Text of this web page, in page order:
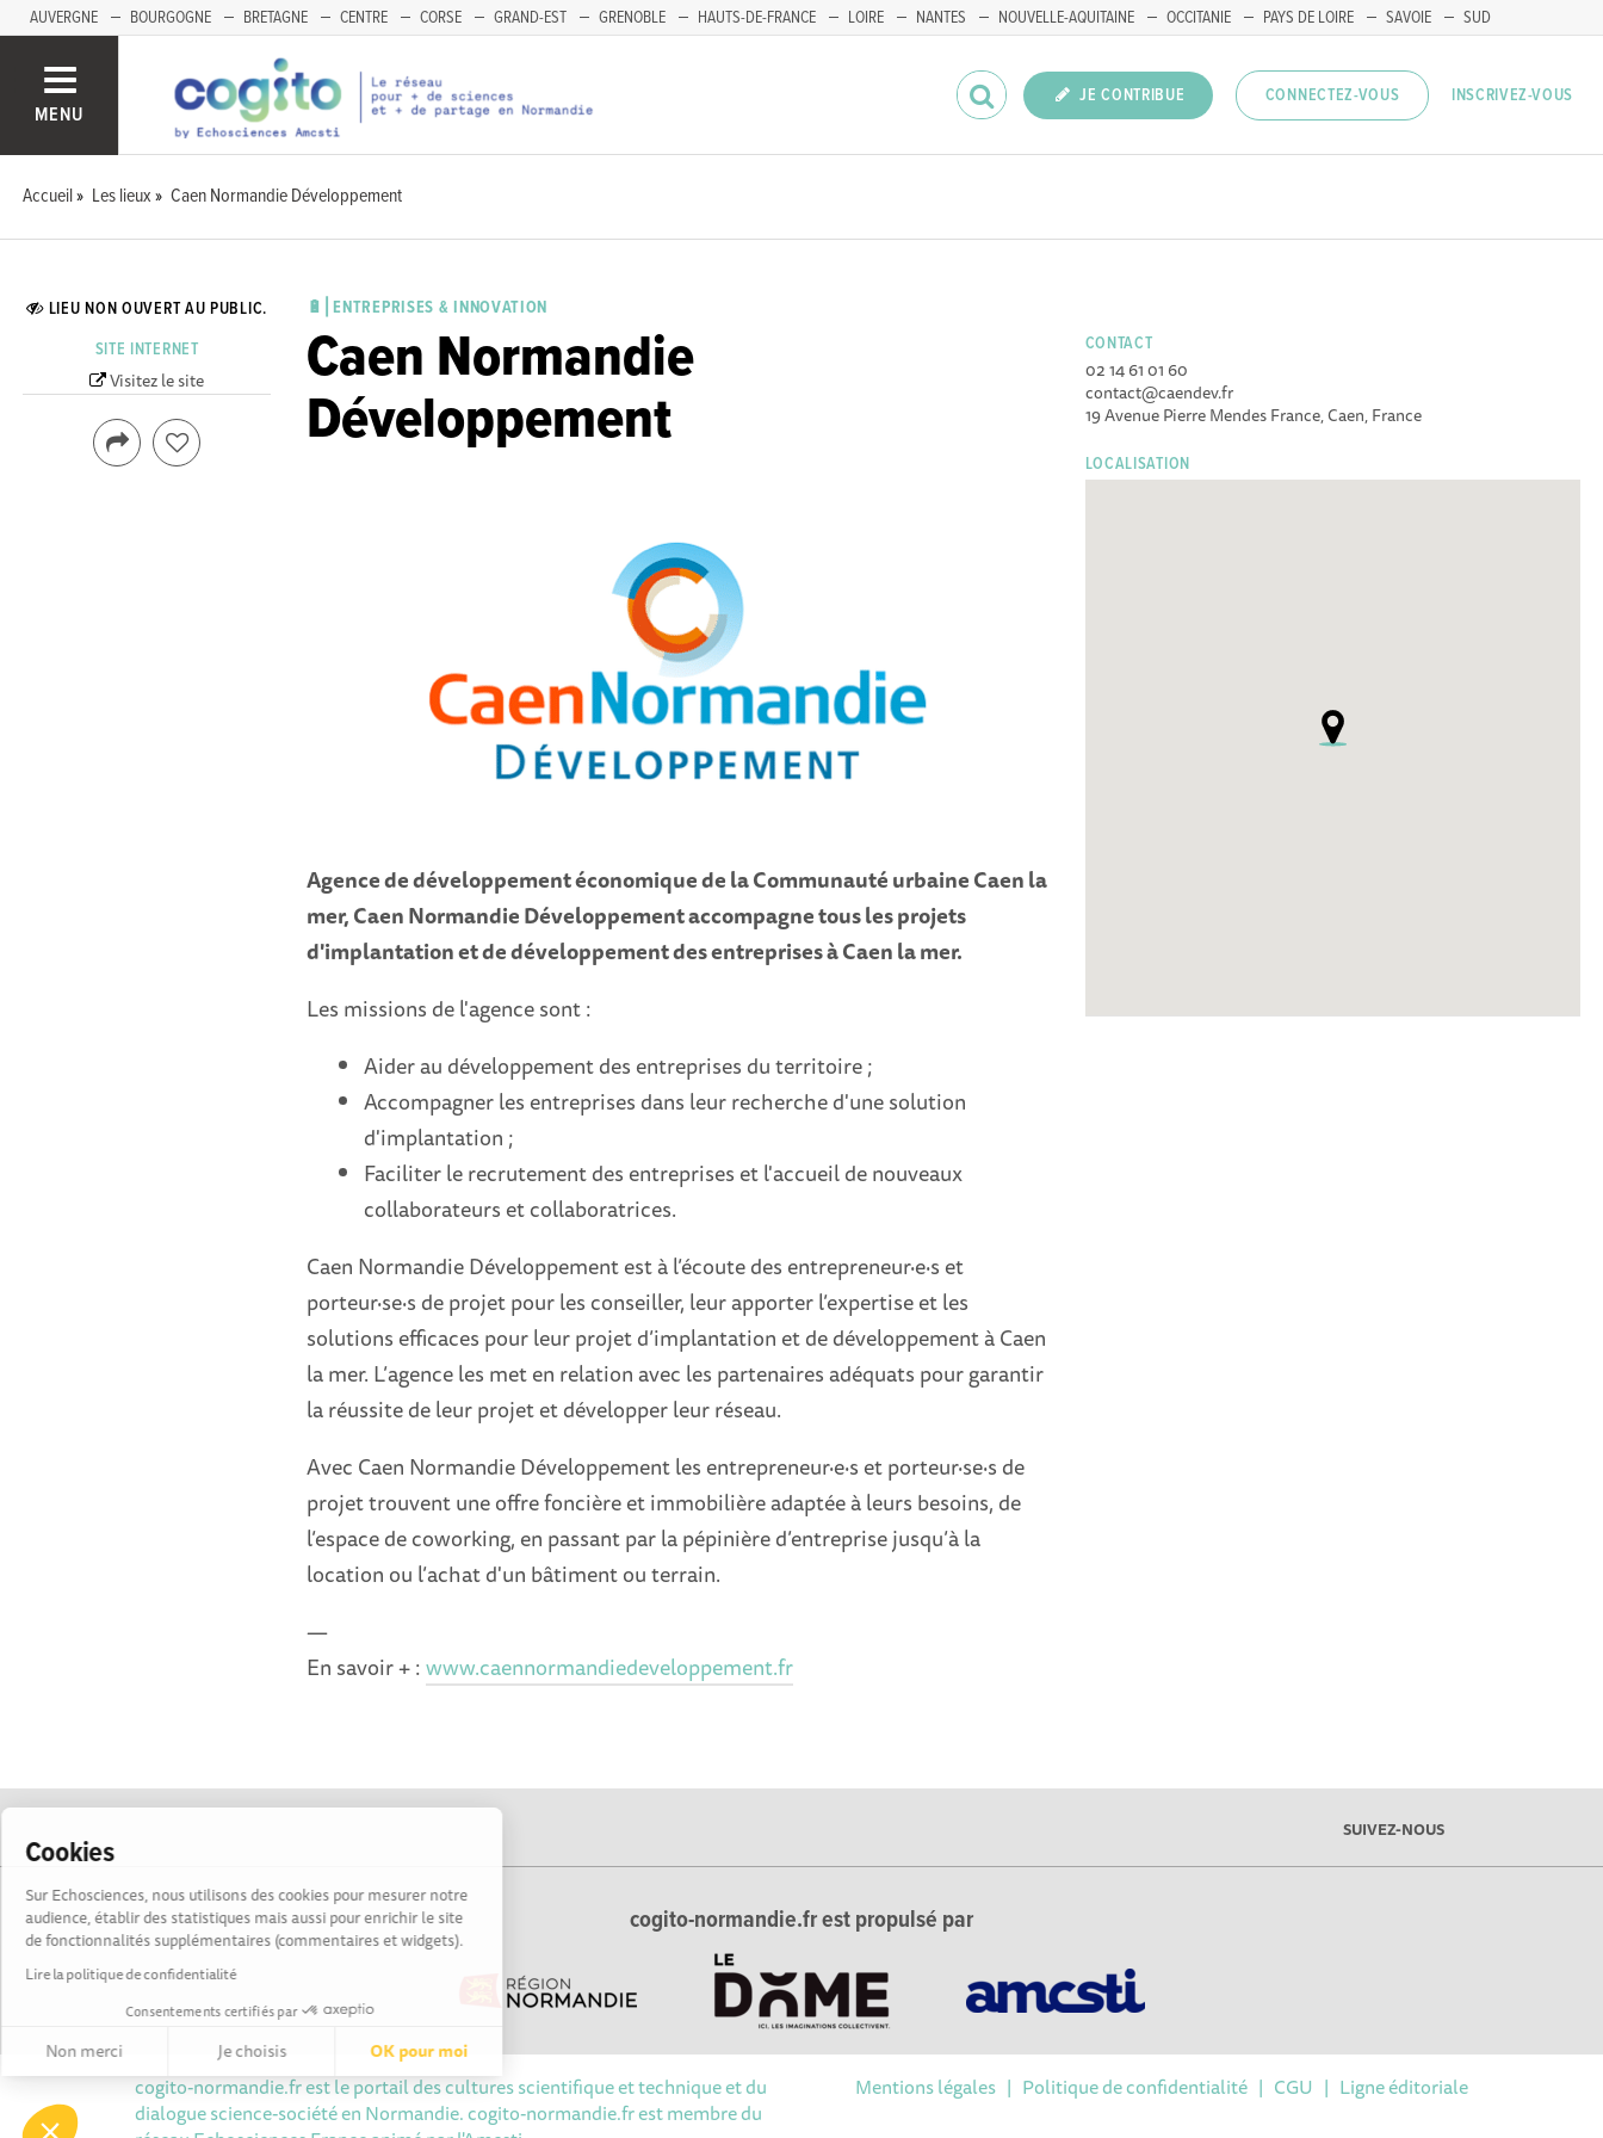
Cookies
Sur Echosciences, nous utilisons des cookies pour mesurer notre
audience, établir des statistiques mais aussi pour enrichir le site
de fonctionnalités supplémentaires (commentaires et widgets).
Lire la politique de confidentialité
Consentements certifiés par
Non merci Je choisis OK pour moi
Axeptio consent
Plateforme de Gestion du Consentement : Personnalisez vos Options
AUVERGNE BOURGOGNE BRETAGNE CENTRE CORSE GRAND-EST GRENOBLE HAUTS-DE-FRANCE LOIRE NANTES NOUVELLE-AQUITAINE OCCITANIE PAYS DE LOIRE SAVOIE SUD
MENU
JE CONTRIBUE CONNECTEZ-VOUS INSCRIVEZ-VOUS
Accueil Les lieux Caen Normandie Développement
🔋⎜ENTREPRISES & INNOVATION
Caen Normandie
Développement
Agence de développement économique de la Communauté urbaine Caen la
mer, Caen Normandie Développement accompagne tous les projets
d'implantation et de développement des entreprises à Caen la mer.
Les missions de l'agence sont :
Aider au développement des entreprises du territoire ;
Accompagner les entreprises dans leur recherche d'une solution
d'implantation ;
Faciliter le recrutement des entreprises et l'accueil de nouveaux
collaborateurs et collaboratrices.
Caen Normandie Développement est à l’écoute des entrepreneur·e·s et
porteur·se·s de projet pour les conseiller, leur apporter l’expertise et les
solutions efficaces pour leur projet d’implantation et de développement à Caen
la mer. L’agence les met en relation avec les partenaires adéquats pour garantir
la réussite de leur projet et développer leur réseau.
Avec Caen Normandie Développement les entrepreneur·e·s et porteur·se·s de
projet trouvent une offre foncière et immobilière adaptée à leurs besoins, de
l’espace de coworking, en passant par la pépinière d’entreprise jusqu’à la
location ou l’achat d'un bâtiment ou terrain.
—
En savoir + :www.caennormandiedeveloppement.fr
CONTACT
02 14 61 01 60
contact@caendev.fr
19 Avenue Pierre Mendes France, Caen, France
LOCALISATION
LIEU NON OUVERT AU PUBLIC.
SITE INTERNET
Visitez le site
SUIVEZ-NOUS
cogito-normandie.fr est propulsé par
cogito-normandie.fr est le portail des cultures scientifique et technique et du
dialogue science-société en Normandie. cogito-normandie.fr est membre du
Mentions légales| Politique de confidentialité| CGU | Ligne éditoriale